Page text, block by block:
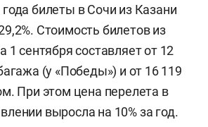
билеты в Сочи из Казани
Стоимость билетов из
1 сентября составляет от 12
(у «Победы») и от 16 119
При этом цена перелета в
выросла на 10% за год.